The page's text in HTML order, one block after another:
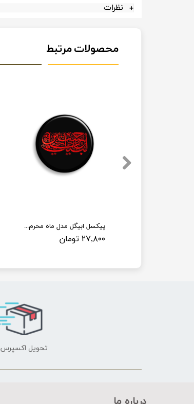
نظرات
محصولات مرتبط
پیکسل ابیگل مدل ماه محرم کد 004
۲۷,۸۰۰ تومان
تحویل اکسپرس